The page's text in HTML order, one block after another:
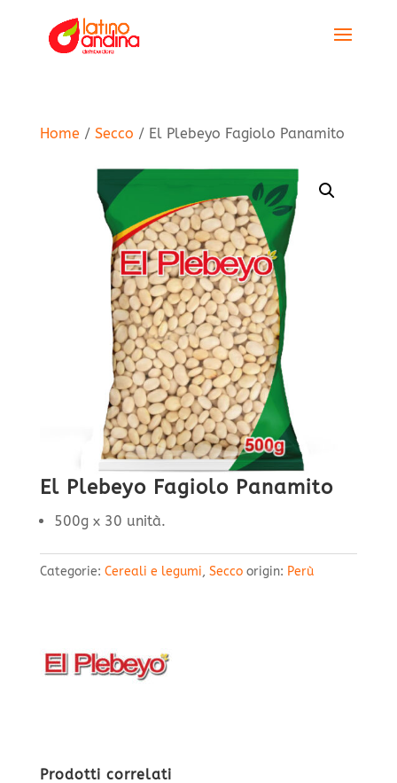
Home / Secco / El Plebeyo Fagiolo Panamito
El Plebeyo Fagiolo Panamito
500g x 30 unità.
Categorie: Cereali e legumi, Secco origin: Perù
Prodotti correlati